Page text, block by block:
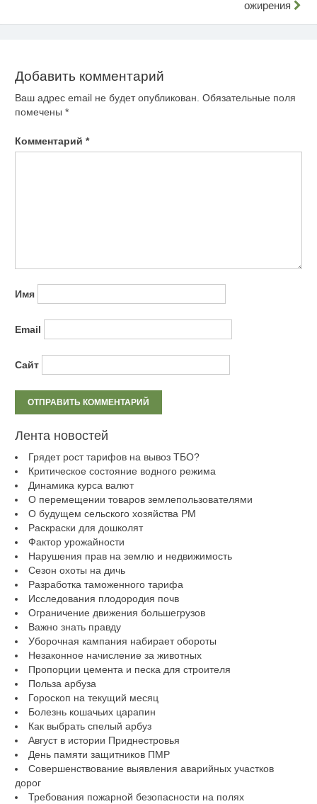
ожирения
Добавить комментарий
Ваш адрес email не будет опубликован. Обязательные поля
помечены *
Комментарий *
Имя
Email
Сайт
Лента новостей
Грядет рост тарифов на вывоз ТБО?
Критическое состояние водного режима
Динамика курса валют
О перемещении товаров землепользователями
О будущем сельского хозяйства РМ
Раскраски для дошколят
Фактор урожайности
Нарушения прав на землю и недвижимость
Сезон охоты на дичь
Разработка таможенного тарифа
Исследования плодородия почв
Ограничение движения большегрузов
Важно знать правду
Уборочная кампания набирает обороты
Незаконное начисление за животных
Пропорции цемента и песка для строителя
Польза арбуза
Гороскоп на текущий месяц
Болезнь кошачьих царапин
Как выбрать спелый арбуз
Август в истории Приднестровья
День памяти защитников ПМР
Совершенствование выявления аварийных участков
дорог
Требования пожарной безопасности на полях